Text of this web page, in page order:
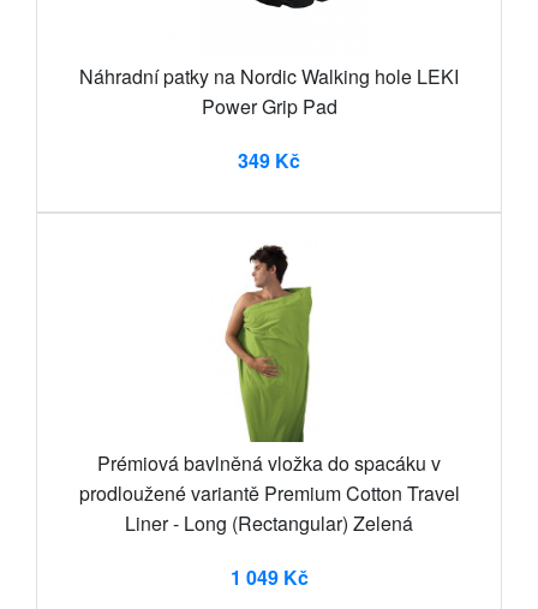
Náhradní patky na Nordic Walking hole LEKI
Power Grip Pad
349 Kč
Prémiová bavlněná vložka do spacáku v
prodloužené variantě Premium Cotton Travel
Liner - Long (Rectangular) Zelená
1 049 Kč